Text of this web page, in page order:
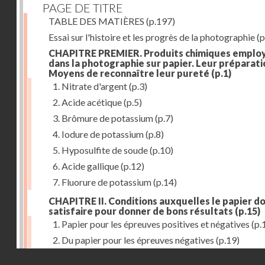
PAGE DE TITRE
TABLE DES MATIÈRES (p.197)
Essai sur l'histoire et les progrès de la photographie
CHAPITRE PREMIER. Produits chimiques
dans la photographie sur papier. Leur
Moyens de reconnaître leur pureté (p.1)
1. Nitrate d'argent(p.3)
2. Acide acétique(p.5)
3. Brômure de potassium(p.7)
4. Iodure de potassium(p.8)
5. Hyposulfite de soude(p.10)
6. Acide gallique(p.12)
7. Fluorure de potassium(p.14)
CHAPITRE II. Conditions auxquelles le papier
satisfaire pour donner de bons résultats (p.15)
1. Papier pour les épreuves positives et négatives
2. Du papier pour les épreuves négatives (p.19)